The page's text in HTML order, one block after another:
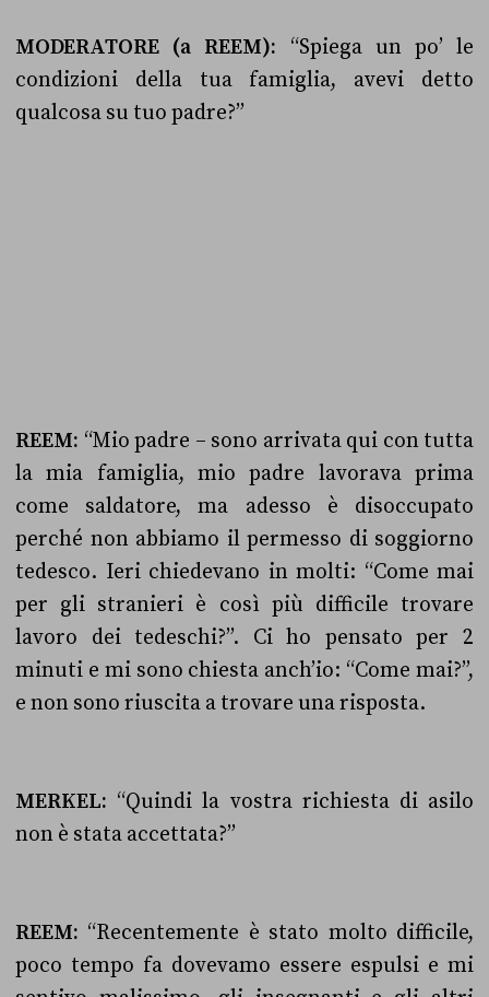
MODERATORE (a REEM): “Spiega un po’ le
condizioni della tua famiglia, avevi detto
qualcosa su tuo padre?”
REEM: “Mio padre – sono arrivata qui con tutta
la mia famiglia, mio padre lavorava prima
come saldatore, ma adesso è disoccupato
perché non abbiamo il permesso di soggiorno
tedesco. Ieri chiedevano in molti: “Come mai
per gli stranieri è così più difficile trovare
lavoro dei tedeschi?”. Ci ho pensato per 2
minuti e mi sono chiesta anch’io: “Come mai?”,
e non sono riuscita a trovare una risposta.
MERKEL: “Quindi la vostra richiesta di asilo
non è stata accettata?”
REEM: “Recentemente è stato molto difficile,
poco tempo fa dovevamo essere espulsi e mi